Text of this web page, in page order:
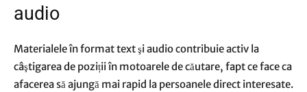
audio
Materialele în format text şi audio contribuie activ la
câştigarea de poziții în motoarele de căutare, fapt ce face ca
afacerea să ajungă mai rapid la persoanele direct interesate.